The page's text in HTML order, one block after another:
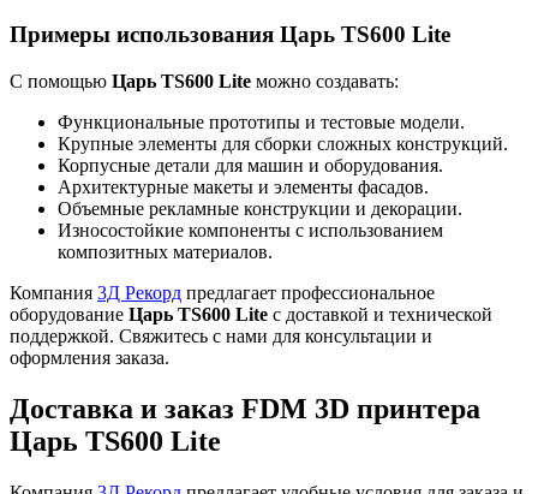
Примеры использования Царь TS600 Lite
С помощью Царь TS600 Lite можно создавать:
Функциональные прототипы и тестовые модели.
Крупные элементы для сборки сложных конструкций.
Корпусные детали для машин и оборудования.
Архитектурные макеты и элементы фасадов.
Объемные рекламные конструкции и декорации.
Износостойкие компоненты с использованием
композитных материалов.
Компания 3Д Рекорд предлагает профессиональное
оборудование Царь TS600 Lite с доставкой и технической
поддержкой. Свяжитесь с нами для консультации и
оформления заказа.
Доставка и заказ FDM 3D принтера
Царь TS600 Lite